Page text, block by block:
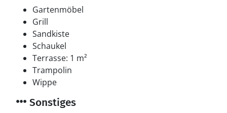
Gartenmöbel
Grill
Sandkiste
Schaukel
Terrasse: 1 m²
Trampolin
Wippe
Sonstiges